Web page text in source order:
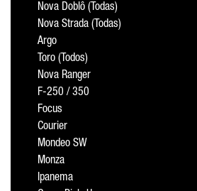
Nova Doblô (Todas)
Nova Strada (Todas)
Argo
Toro (Todos)
Nova Ranger
F-250 / 350
Focus
Courier
Mondeo SW
Monza
Ipanema